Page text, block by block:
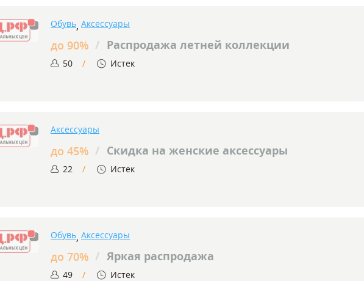
Обувь, Аксессуары
до 90% / Распродажа летней коллекции
50 Истек
Аксессуары
до 45% / Скидка на женские аксессуары
22 Истек
Обувь, Аксессуары
до 70% / Яркая распродажа
49 Истек